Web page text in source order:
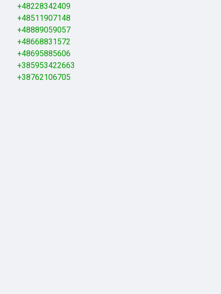
+48228342409
+48511907148
+48889059057
+48668831572
+48695885606
+385953422663
+38762106705